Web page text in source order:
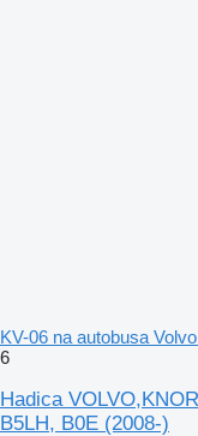
KV-06 na autobusa
6
Hadica
B5LH, B0E (2008-)